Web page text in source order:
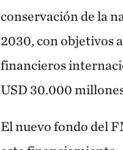
conservación de la
2030, con objetivos
financieros
USD 30.000
El nuevo fondo del